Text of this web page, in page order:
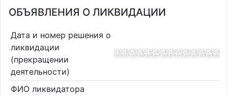
ОБЪЯВЛЕНИЯ О ЛИКВИДАЦИИ
Дата и номер решения о
ликвидации
(прекращении
деятельности)
ФИО ликвидатора